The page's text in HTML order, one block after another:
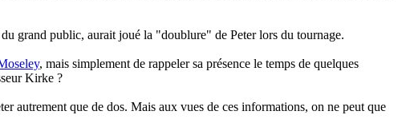
grand public, aurait joué la "doublure" de Peter lors du tournage.
, mais simplement de rappeler sa présence le temps de quelques
Kirke ?
autrement que de dos. Mais aux vues de ces informations, on ne peut que